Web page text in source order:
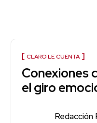
CLARO LE CUENTA
Conexiones
el giro
Redacción